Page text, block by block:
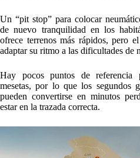
Un “pit stop” para colocar
de nuevo tranquilidad en los
ofrece terrenos más rápidos, pero
adaptar su ritmo a las dificultades de
Hay pocos puntos de referencia
mesetas, por lo que los segundos
pueden convertirse en minutos
estar en la trazada correcta.